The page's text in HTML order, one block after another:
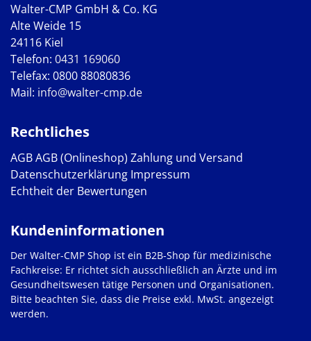
Walter-CMP GmbH & Co. KG
Alte Weide 15
24116 Kiel
Telefon: 0431 169060
Telefax: 0800 88080836
Mail: info@walter-cmp.de
Rechtliches
AGBAGB (Onlineshop) Zahlung und Versand
Datenschutzerklärung Impressum
Echtheit der Bewertungen
Kundeninformationen
Der Walter-CMP Shop ist ein B2B-Shop für medizinische
Fachkreise: Er richtet sich ausschließlich an Ärzte und im
Gesundheitswesen tätige Personen und Organisationen.
Bitte beachten Sie, dass die Preise exkl. MwSt. angezeigt
werden.